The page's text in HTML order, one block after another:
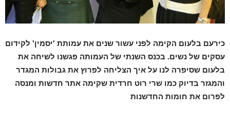
כירעם בלעום הקימה לפני עשור שנים את עמותת 'יסמין' לקידום
עסקים של נשים. בכנס השנתי של העמותה פגשנו לשיחה את
בלעום שסיפרה לנו על איך הצליחה לפרוץ את גבולות המגדר
והמגזר בדיוק כמו שרי רוט חרדית שקימה אתר חדשות ומנסה
לפרום את חומות החדשנות